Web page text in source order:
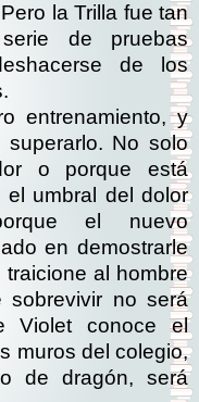
la Trilla fue tan
de pruebas
de los
entrenamiento, y
No solo
o porque está
umbral del dolor
el nuevo
en demostrarle
al hombre
no será
Violet conoce el
muros del colegio,
de dragón, será